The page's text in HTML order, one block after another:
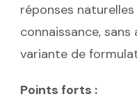
réponses
connaissance,
variante de
Points forts :